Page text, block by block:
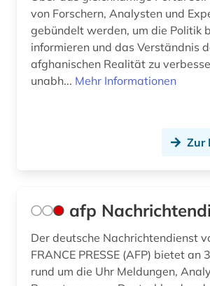
deutschsprachiger raum (1)
diagramm (1)
die @linke (1)
diplomatische vertretung (2)
discovery system (1)
diskriminierung (1)
von Forschern, Analysten und
gebündelt werden, um die Politik
informieren und das Verständnis
afghanischen Realität zu
unabh... Mehr Informationen
Zur
afp
Der deutsche Nachrichtendienst
FRANCE PRESSE (AFP) bietet an
rund um die Uhr Meldungen,